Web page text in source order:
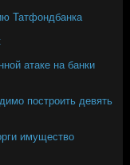
Татфондбанка
атаке на банки
построить девять
имущество